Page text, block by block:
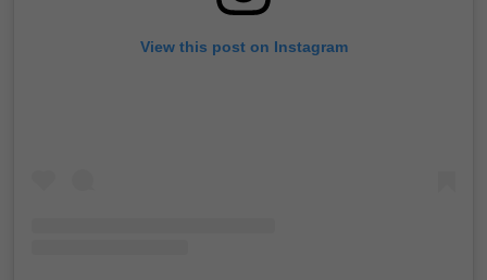
View this post on Instagram